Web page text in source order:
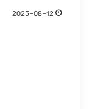
2025-08-12